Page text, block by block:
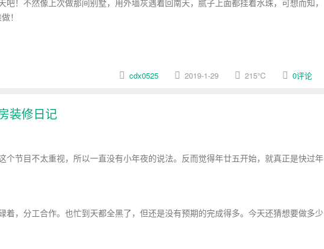
！不然像上次做那间别墅，用外墙灰遇着回南天，腻子上面都挂着水珠，可想而知，
！
cdx0525 2019-1-29 215℃ 0评论
装修日记
个节目不太重视，所以一直没有小年夜的说法。反而觉得年廿五开始，就真正是快过年
着，分工合作。也忙到天都全黑了，但还是没有预期的完成得多。今天还猜想要做多少